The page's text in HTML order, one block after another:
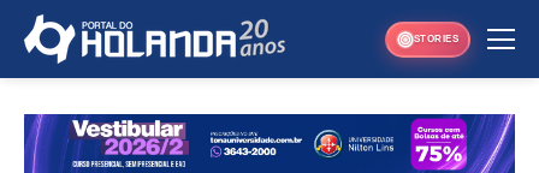
STORIES